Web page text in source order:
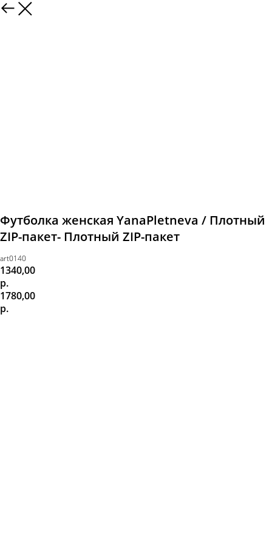
Футболка женская YanaPletneva / Плотный
ZIP-пакет- Плотный ZIP-пакет
art0140
1340,00
р.
1780,00
р.